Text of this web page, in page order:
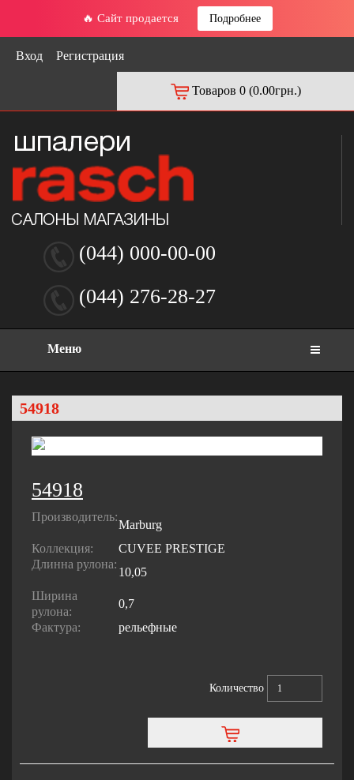
🔥 Сайт продается Подробнее
Вход Регистрация
Товаров 0 (0.00грн.)
(044) 000-00-00
(044) 276-28-27
Меню
54918
54918
Производитель:
Marburg
Коллекция:
CUVEE PRESTIGE
Длинна рулона:
10,05
Ширина
рулона:
0,7
Фактура:
рельефные
Количество